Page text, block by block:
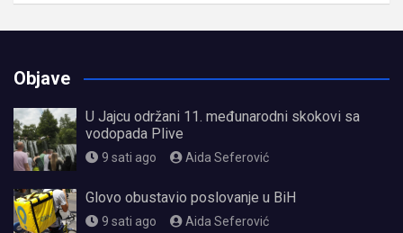
Objave
U Jajcu održani 11. međunarodni skokovi sa
vodopada Plive
9 sati ago Aida Seferović
Glovo obustavio poslovanje u BiH
9 sati ago Aida Seferović